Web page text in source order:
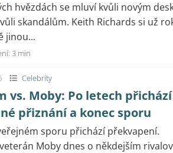
hvězdách se mluví kvůli novým
skandálům. Keith Richards si už
jinou...
3 min
Celebrity
vs. Moby: Po letech přichází
přiznání a konec sporu
sporu přichází překvapení.
Moby dnes o někdejším